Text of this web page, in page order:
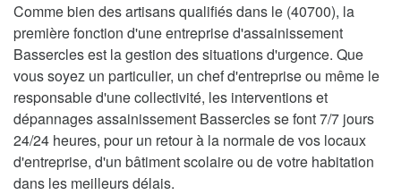
Comme bien des artisans qualifiés dans le (40700), la
première fonction d'une entreprise d'assainissement
Bassercles est la gestion des situations d'urgence. Que
vous soyez un particulier, un chef d'entreprise ou même le
responsable d'une collectivité, les interventions et
dépannages assainissement Bassercles se font 7/7 jours
24/24 heures, pour un retour à la normale de vos locaux
d'entreprise, d'un bâtiment scolaire ou de votre habitation
dans les meilleurs délais.